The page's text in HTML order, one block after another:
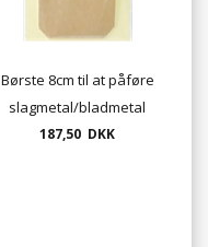
Børste 8cm til at påføre
slagmetal/bladmetal
187,50 DKK